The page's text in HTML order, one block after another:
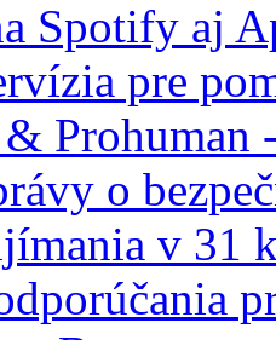
Spotify aj
pre
Prohuman
o
v 31